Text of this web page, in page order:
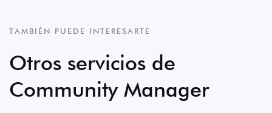
TAMBIÉN PUEDE INTERESARTE
Otros servicios de
Community Manager